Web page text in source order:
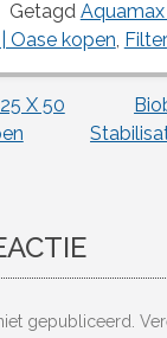
Getagd
Oase kopen
X 50
gepubliceerd.